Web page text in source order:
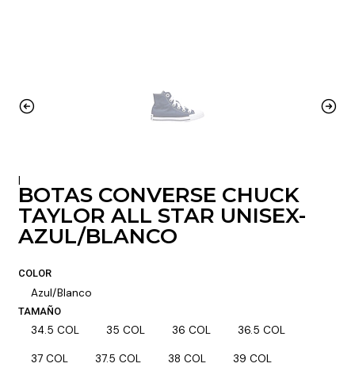
|
BOTAS CONVERSE CHUCK
TAYLOR ALL STAR UNISEX-
AZUL/BLANCO
COLOR
Azul/Blanco
TAMAÑO
34.5 COL 35 COL 36 COL 36.5 COL
37 COL 37.5 COL 38 COL 39 COL